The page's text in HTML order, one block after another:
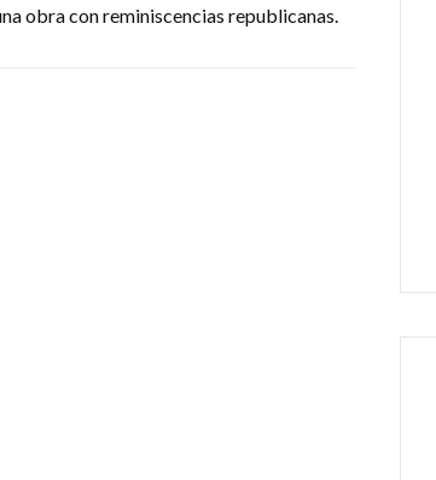
obra con reminiscencias republicanas.